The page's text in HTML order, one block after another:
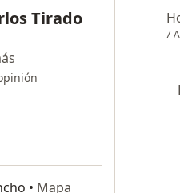
Tirado
• Mapa
7